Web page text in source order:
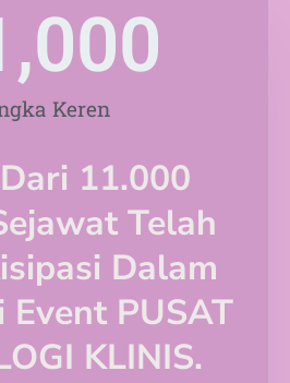
Keren
11.000
Telah
Dalam
Event PUSAT
KLINIS.